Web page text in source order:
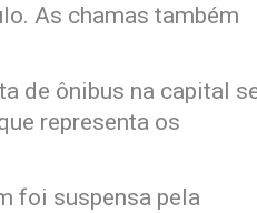
As chamas também
de ônibus na capital
representa os
foi suspensa pela